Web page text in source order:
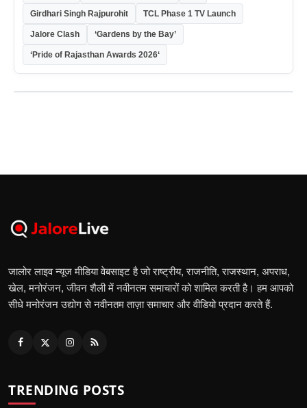
Girdhari Singh Rajpurohit TCL Phase 1 TV Launch
Jalore Clash ‘Gardens by the Bay’
‘Pride of Rajasthan Awards 2026‘
जालोर लाइव न्यूज मीडिया वेबसाइट है जो राष्ट्रीय, राजनीति, राजस्थान, अपराध,
खेल, मनोरंजन, जीवन शैली में नवीनतम समाचारों को शामिल करती है। हम आपको
सीधे मनोरंजन उद्योग से नवीनतम ताज़ा समाचार और वीडियो प्रदान करते हैं.
TRENDING POSTS